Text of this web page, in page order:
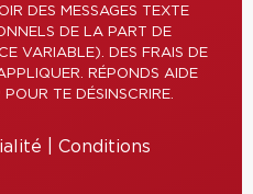
DES MESSAGES TEXTE
DE LA PART DE
VARIABLE). DES FRAIS DE
RÉPONDS AIDE
TE DÉSINSCRIRE.
Conditions